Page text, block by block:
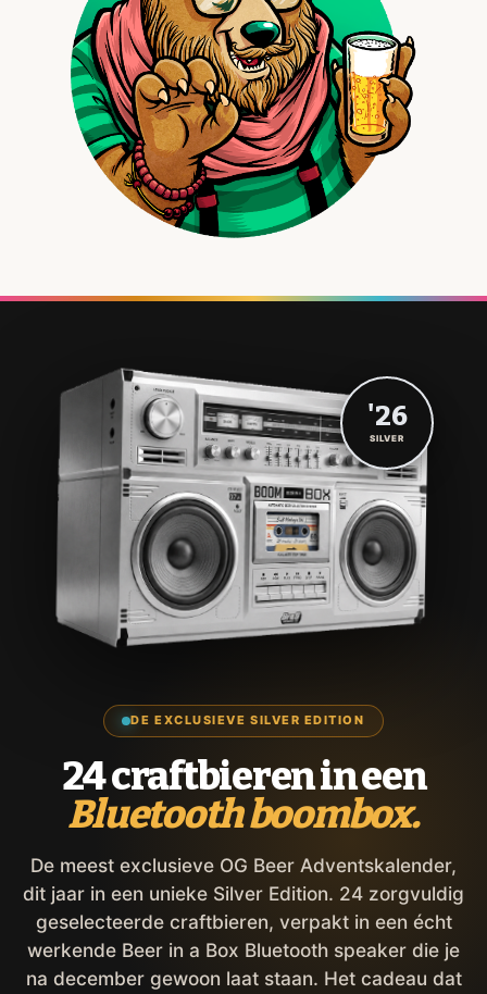
DE EXCLUSIEVE SILVER EDITION
24 craftbieren in een
Bluetooth boombox.
De meest exclusieve OG Beer Adventskalender,
dit jaar in een unieke Silver Edition. 24 zorgvuldig
geselecteerde craftbieren, verpakt in een écht
werkende Beer in a Box Bluetooth speaker die je
na december gewoon laat staan. Het cadeau dat
'26
SILVER